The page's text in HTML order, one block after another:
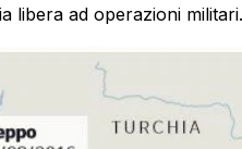
libera ad operazioni militari.